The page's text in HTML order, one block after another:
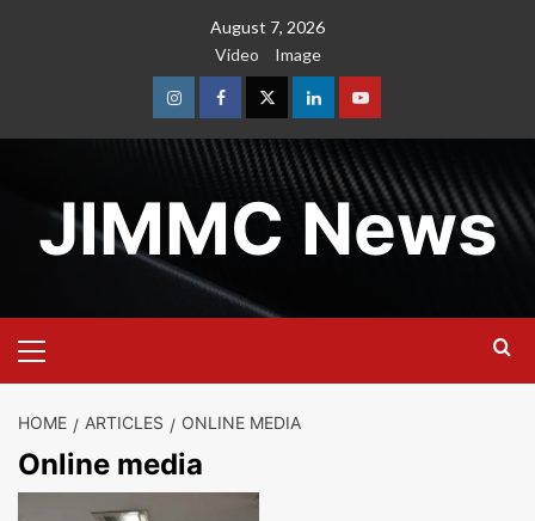
August 7, 2026
Video
Image
InstagramFacebookTwitterLinkedinYoutube
JIMMC News
Menu
HOME ARTICLES ONLINE MEDIA
Online media